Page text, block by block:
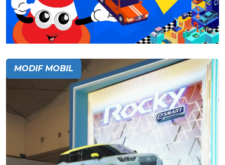
MODIF MOBIL